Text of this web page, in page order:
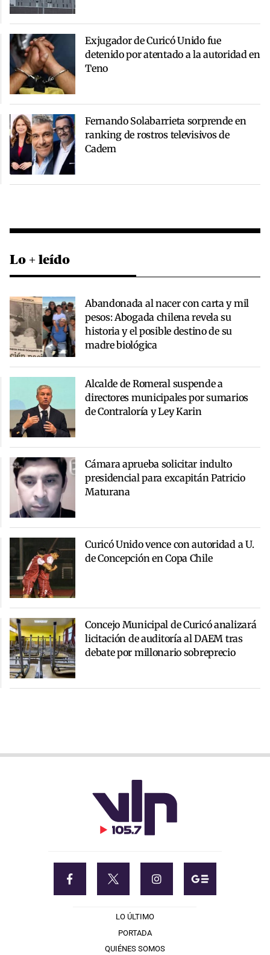
Exjugador de Curicó Unido fue
detenido por atentado a la autoridad en
Teno
Fernando Solabarrieta sorprende en
ranking de rostros televisivos de
Cadem
Lo + leído
Abandonada al nacer con carta y mil
pesos: Abogada chilena revela su
historia y el posible destino de su
madre biológica
Alcalde de Romeral suspende a
directores municipales por sumarios
de Contraloría y Ley Karin
Cámara aprueba solicitar indulto
presidencial para excapitán Patricio
Maturana
Curicó Unido vence con autoridad a U.
de Concepción en Copa Chile
Concejo Municipal de Curicó analizará
licitación de auditoría al DAEM tras
debate por millonario sobreprecio
LO ÚLTIMO
PORTADA
QUIÉNES SOMOS